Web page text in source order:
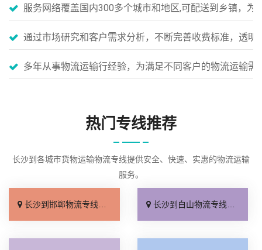
服务网络覆盖国内300多个城市和地区,可配送到乡镇，为
通过市场研究和客户需求分析，不断完善收费标准，透明
多年从事物流运输行经验，为满足不同客户的物流运输
热门专线推荐
长沙到各城市货物运输物流专线提供安全、快速、实惠的物流运输
服务。
长沙到邯郸物流专线_运价查询「天天发车」 长沙到白山物流专线_运价实惠「上门提货」